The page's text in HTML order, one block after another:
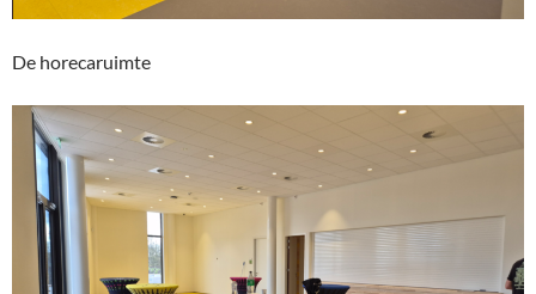
De horecaruimte